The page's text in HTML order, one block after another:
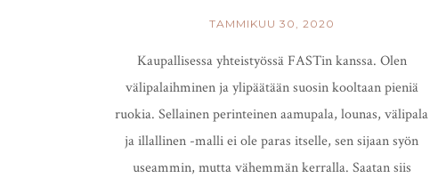
TAMMIKUU 30, 2020
Kaupallisessa yhteistyössä FASTin kanssa. Olen
välipalaihminen ja ylipäätään suosin kooltaan pieniä
ruokia. Sellainen perinteinen aamupala, lounas, välipala
ja illallinen -malli ei ole paras itselle, sen sijaan syön
useammin, mutta vähemmän kerralla. Saatan siis